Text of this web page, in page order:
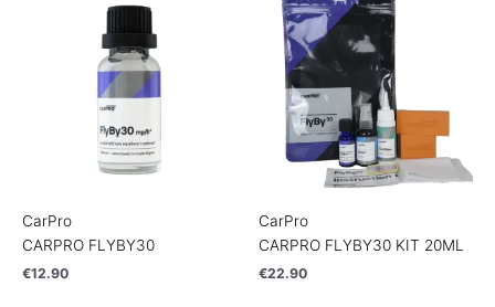
CarPro
CARPRO FLYBY30
€12.90
CarPro
CARPRO FLYBY30 KIT 20ML
€22.90